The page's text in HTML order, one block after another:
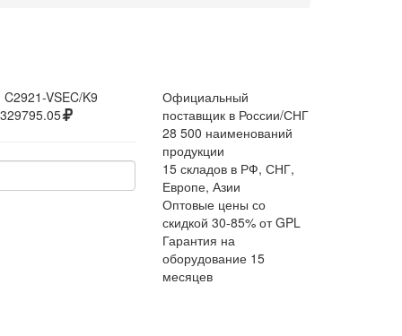
C2921-VSEC/K9
Официальный
поставщик в России/СНГ
28 500 наименований
продукции
15 складов в РФ, СНГ,
Европе, Азии
Оптовые цены со
скидкой 30-85% от GPL
Гарантия на
оборудование 15
месяцев